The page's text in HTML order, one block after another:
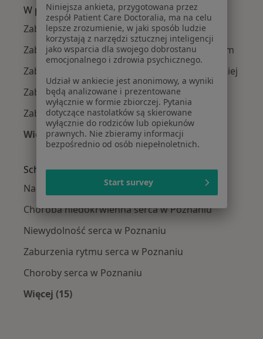
W pobliżu Poznania
Zaburzenia odżywiania w Swarzędzu
Zaburzenia odżywiania w Tarnowie Podgórnym
Zaburzenia odżywiania w Środzie Wielkopolskiej
Zaburzenia odżywiania w Suchym Lasie
Zaburzenia odżywiania w
Więcej (13)
Więcej w kategorii: W pobliżu Poznania
Schorzenia w Poznaniu
Nadciśnienie tętnicze w Poznaniu
Choroba niedokrwienna serca w Poznaniu
Niewydolność serca w Poznaniu
Zaburzenia rytmu serca w Poznaniu
Choroby serca w Poznaniu
Więcej (15)
Niniejsza ankieta, przygotowana przez
zespół Patient Care Doctoralia, ma na celu
lepsze zrozumienie, w jaki sposób ludzie
korzystają z narzędzi sztucznej inteligencji
jako wsparcia dla swojego dobrostanu
emocjonalnego i zdrowia psychicznego.
Udział w ankiecie jest anonimowy, a wyniki
będą analizowane i prezentowane
wyłącznie w formie zbiorczej. Pytania
dotyczące nastolatków są skierowane
wyłącznie do rodziców lub opiekunów
prawnych. Nie zbieramy informacji
bezpośrednio od osób niepełnoletnich.
Start survey